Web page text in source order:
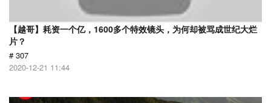
【越哥】耗资一个亿，1600多个特效镜头，为何却被骂成世纪大烂
片？
# 307
2020-12-21 11:44